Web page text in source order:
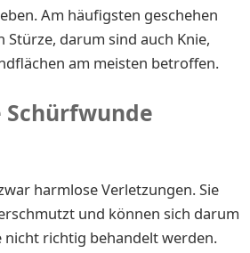
Am häufigsten geschehen
darum sind auch Knie,
am meisten betroffen.
harmlose Verletzungen. Sie
und können sich darum
nicht richtig behandelt werden.